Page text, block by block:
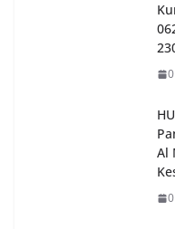
Al